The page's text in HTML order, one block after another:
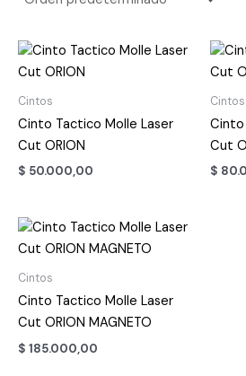
Cintos
Cinto Tactico Molle Laser
Cut ORION
$ 50.000,00
Cintos
Cinto
Cut
$
Cintos
Cinto Tactico Molle Laser
Cut ORION MAGNETO
$ 185.000,00